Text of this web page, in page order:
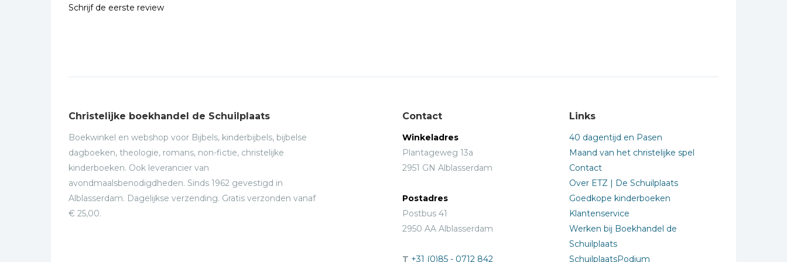
Schrijf de eerste review
Christelijke boekhandel de Schuilplaats
Boekwinkel en webshop voor Bijbels, kinderbijbels, bijbelse
dagboeken, theologie, romans, non-fictie, christelijke
kinderboeken. Ook leverancier van
avondmaalsbenodigdheden. Sinds 1962 gevestigd in
Alblasserdam. Dagelijkse verzending. Gratis verzonden vanaf
€ 25,00.
Contact
Winkeladres
Plantageweg 13a
2951 GN Alblasserdam
Postadres
Postbus 41
2950 AA Alblasserdam
T +31 (0)85 - 0712 842
Links
40 dagentijd en Pasen
Maand van het christelijke spel
Contact
Over ETZ | De Schuilplaats
Goedkope kinderboeken
Klantenservice
Werken bij Boekhandel de
Schuilplaats
SchuilplaatsPodium